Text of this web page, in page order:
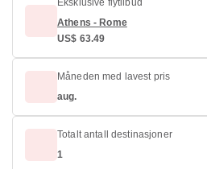
Eksklusive flytilbud
Athens - Rome
US$ 63.49
Måneden med lavest pris
aug.
Totalt antall destinasjoner
1